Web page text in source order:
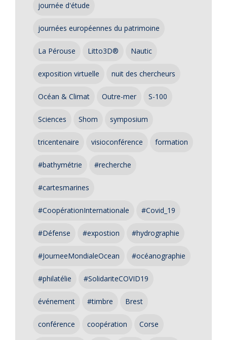
journée d'étude
journées européennes du patrimoine
La Pérouse Litto3D® Nautic
exposition virtuelle nuit des chercheurs
Océan & Climat Outre-mer S-100
Sciences Shom symposium
tricentenaire visioconférence formation
#bathymétrie #recherche
#cartesmarines
#CoopérationInternationale #Covid_19
#Défense #expostion #hydrographie
#JourneeMondialeOcean #océanographie
#philatélie #SolidariteCOVID19
événement #timbre Brest
conférence coopération Corse